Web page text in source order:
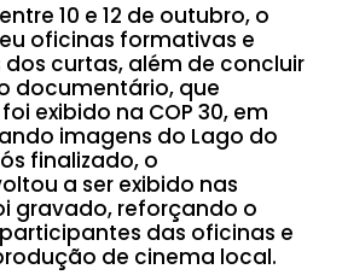
10 e 12 de outubro, o
oficinas formativas e
curtas, além de concluir
documentário, que
exibido na COP 30, em
imagens do Lago do
finalizado, o
a ser exibido nas
gravado, reforçando o
das oficinas e
de cinema local.